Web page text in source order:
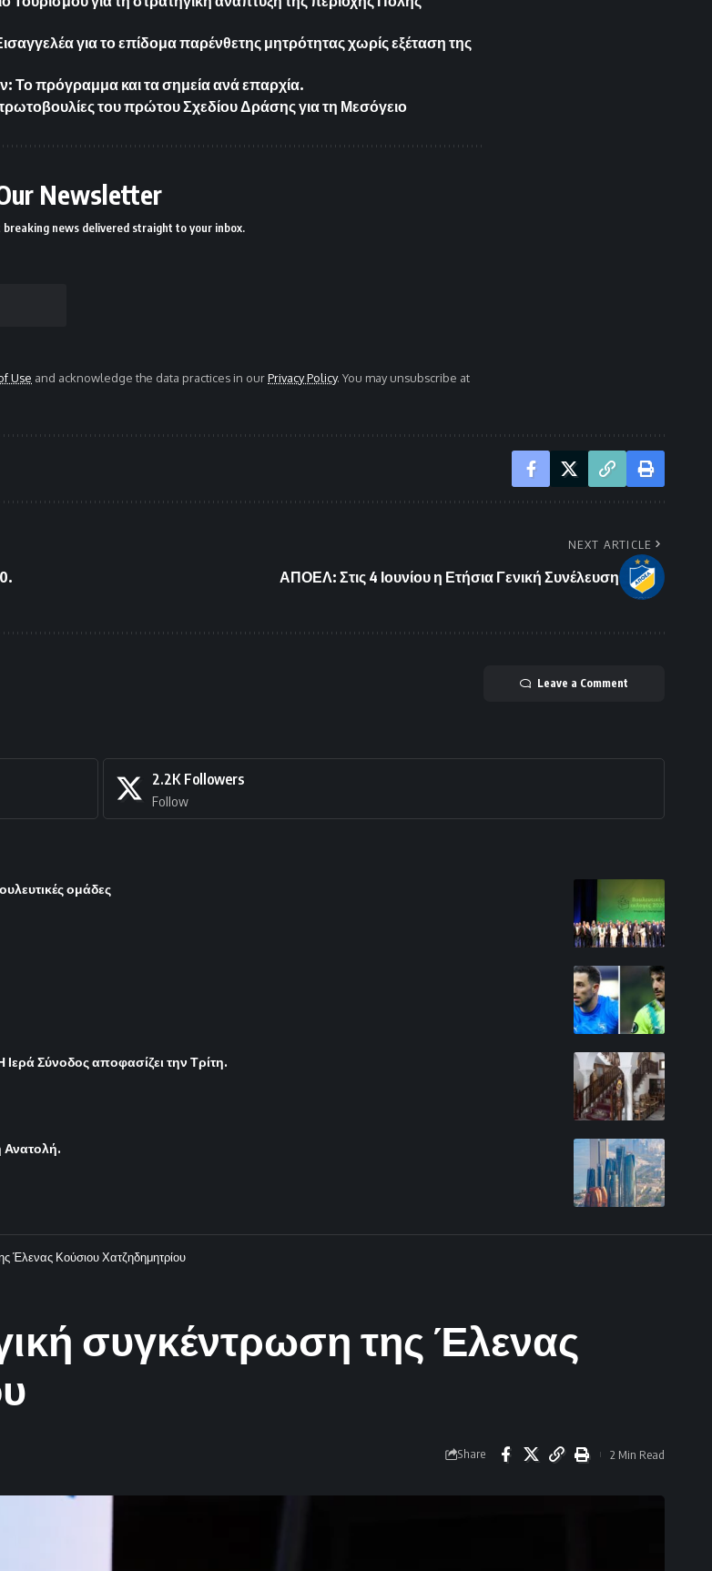
για το επίδομα παρένθετης μητρότητας χωρίς εξέταση της
πρόγραμμα και τα σημεία ανά επαρχία.
του πρώτου Σχεδίου Δράσης για τη Μεσόγειο
Newsletter
breaking news delivered straight to your inbox.
Use and acknowledge the data practices in ourPrivacy Policy. You may unsubscribe at
NEXT ARTICLE
ΑΠΟΕΛ: Στις 4 Ιουνίου η Ετήσια Γενική Συνέλευση
Leave a Comment
2.2K Followers
Follow
ομάδες
Σύνοδος αποφασίζει την Τρίτη.
Ανατολή.
Έλενας Κούσιου Χατζηδημητρίου
συγκέντρωση της Έλενας
Share 2 Min Read